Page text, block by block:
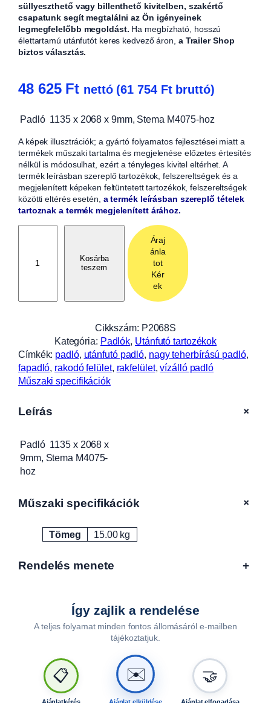
süllyeszthető vagy billenthető kivitelben, szakértő
csapatunk segít megtalálni az Ön igényeinek
legmegfelelőbb megoldást. Ha megbízható, hosszú
élettartamú utánfutót keres kedvező áron, a Trailer Shop
biztos választás.
48 625 Ft nettó (61 754 Ftbruttó)
Padló 1135 x 2068 x 9mm, Stema M4075-hoz
A képek illusztrációk; a gyártó folyamatos fejlesztései miatt a
termékek műszaki tartalma és megjelenése előzetes értesítés
nélkül is módosulhat, ezért a tényleges kivitel eltérhet. A
termék leírásban szereplő tartozékok, felszereltségek és a
megjelenített képeken feltüntetett tartozékok, felszereltségek
közötti eltérés esetén, a termék leírásban szereplő tételek
tartoznak a termék megjelenített árához.
x
2
0
x
m
m
t
e
4
Kosárba
teszem
Áraj
ánla
tot
Kér
ek
Cikkszám: P2068S
Kategória: Padlók, Utánfutó tartozékok
Címkék: padló, utánfutó padló, nagy teherbírású padló
fapadló, rakodó felület, rakfelület, vízálló padló
Műszaki specifikációk
Leírás +
Padló 1135 x 2068 x
9mm, Stema M4075-
hoz
Műszaki specifikációk +
Attribútumok Érték
Tömeg 15.00 kg
Rendelés menete +
Így zajlik a rendelése
A teljes folyamat minden fontos állomásáról e-mailben
tájékoztatjuk.
📋 ✉️ 🤝